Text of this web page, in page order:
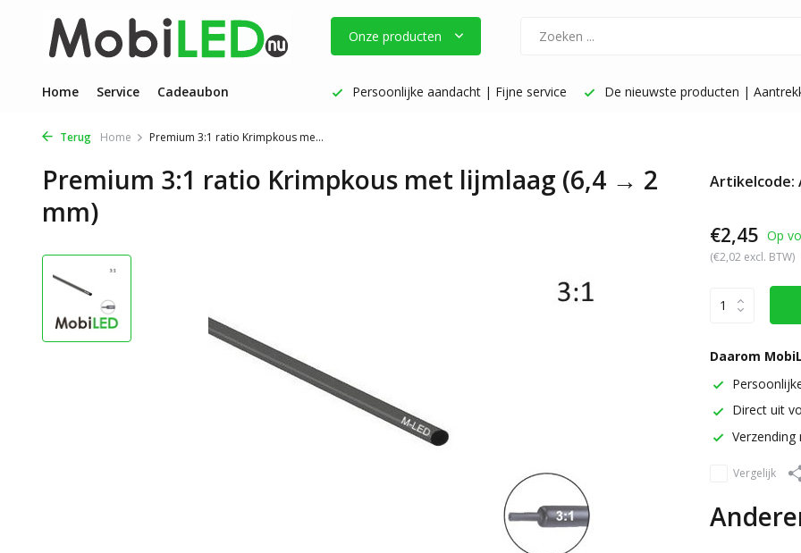
Onze producten
Home Service Cadeaubon
Vóór 17 uur besteld: dezelfde werkdag verzonden Persoonlijke aandacht | Fijne service De nieuwste producten |
Terug Home Premium 3:1 ratio Krimpkous me...
Premium 3:1 ratio Krimpkous met lijmlaag (6,4 → 2
mm)
Artikelcode:
€2,45 Op
(€2,02 excl. BTW)
Daarom
Direct uit
Vergelijk